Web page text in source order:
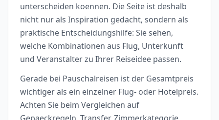
unterscheiden koennen. Die Seite ist deshalb
nicht nur als Inspiration gedacht, sondern als
praktische Entscheidungshilfe: Sie sehen,
welche Kombinationen aus Flug, Unterkunft
und Veranstalter zu Ihrer Reiseidee passen.
Gerade bei Pauschalreisen ist der Gesamtpreis
wichtiger als ein einzelner Flug- oder Hotelpreis.
Achten Sie beim Vergleichen auf